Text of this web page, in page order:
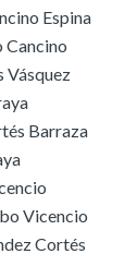
Espina
Cancino
Vásquez
Barraza
Vicencio
Cortés